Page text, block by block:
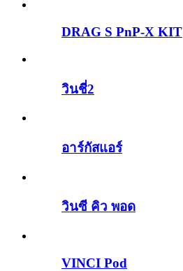
DRAG S PnP-X KIT
วินชี่2
อาร์กัสแอร์
วินซี คิว พอด
VINCI Pod